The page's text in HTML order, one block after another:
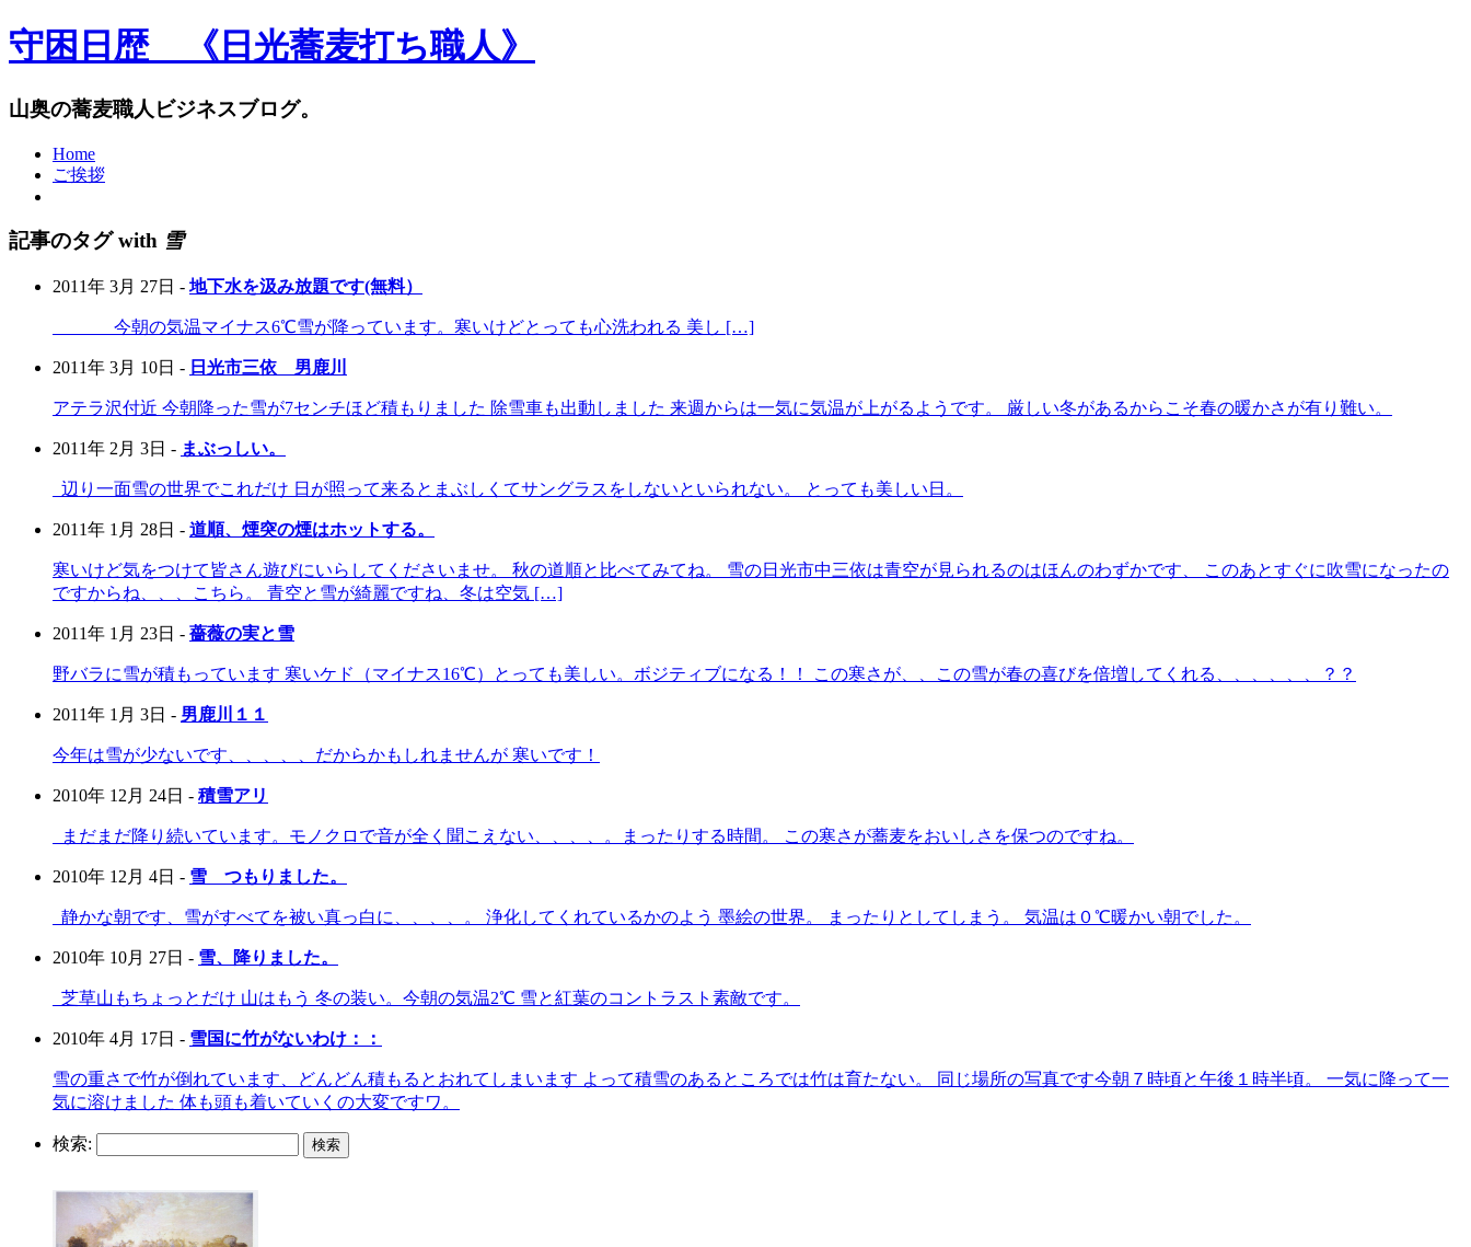
守困日歴 《日光蕎麦打ち職人》
山奥の蕎麦職人ビジネスブログ。
Home
ご挨拶
記事のタグ with 雪
2011年 3月 27日 - 地下水を汲み放題です(無料）
今朝の気温マイナス6℃雪が降っています。寒いけどとっても心洗われる 美し […]
2011年 3月 10日 - 日光市三依 男鹿川
アテラ沢付近 今朝降った雪が7センチほど積もりました 除雪車も出動しました 来週からは一気に気温が上がるようです。 厳しい冬があるからこそ春の暖かさが有り難い。
2011年 2月 3日 - まぶっしい。
辺り一面雪の世界でこれだけ 日が照って来るとまぶしくてサングラスをしないといられない。 とっても美しい日。
2011年 1月 28日 - 道順、煙突の煙はホットする。
寒いけど気をつけて皆さん遊びにいらしてくださいませ。 秋の道順と比べてみてね。 雪の日光市中三依は青空が見られるのはほんのわずかです、 このあとすぐに吹雪になったの
ですからね、、、こちら。 青空と雪が綺麗ですね、冬は空気 […]
2011年 1月 23日 - 薔薇の実と雪
野バラに雪が積もっています 寒いケド（マイナス16℃）とっても美しい。ボジティブになる！！ この寒さが、、この雪が春の喜びを倍増してくれる、、、、、、？？
2011年 1月 3日 - 男鹿川１１
今年は雪が少ないです、、、、、だからかもしれませんが 寒いです！
2010年 12月 24日 - 積雪アリ
まだまだ降り続いています。モノクロで音が全く聞こえない、、、、。まったりする時間。 この寒さが蕎麦をおいしさを保つのですね。
2010年 12月 4日 - 雪 つもりました。
静かな朝です、雪がすべてを被い真っ白に、、、、。 浄化してくれているかのよう 墨絵の世界。 まったりとしてしまう。 気温は０℃暖かい朝でした。
2010年 10月 27日 - 雪、降りました。
芝草山もちょっとだけ 山はもう 冬の装い。今朝の気温2℃ 雪と紅葉のコントラスト素敵です。
2010年 4月 17日 - 雪国に竹がないわけ：：
雪の重さで竹が倒れています、どんどん積もるとおれてしまいます よって積雪のあるところでは竹は育たない。 同じ場所の写真です今朝７時頃と午後１時半頃。 一気に降って一
気に溶けました 体も頭も着いていくの大変ですワ。
検索: